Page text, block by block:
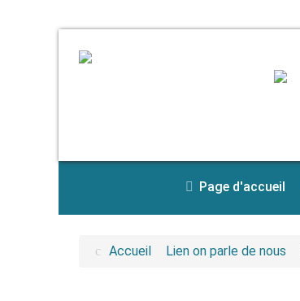
Page d'accueil
Accueil Lien on parle de nous